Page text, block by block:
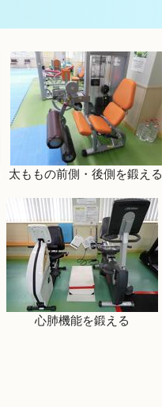
太ももの前側・後側を鍛える
心肺機能を鍛える